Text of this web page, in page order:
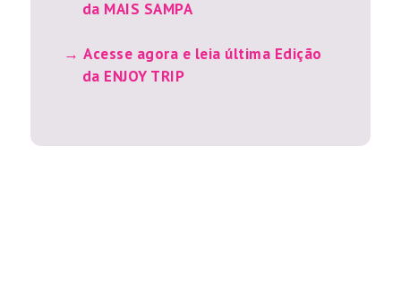
da MAIS SAMPA
Acesse agora e leia última Edição
da ENJOY TRIP